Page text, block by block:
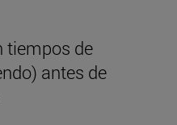
tiempos de
antes de